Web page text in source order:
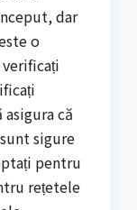
dar
o
că
sigure
pentru
rețetele